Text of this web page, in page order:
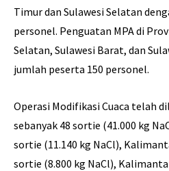
Timur dan Sulawesi Selatan
personel. Penguatan MPA di
Selatan, Sulawesi Barat, dan
jumlah peserta 150 personel.
Operasi Modifikasi Cuaca telah
sebanyak 48 sortie (41.000 kg
sortie (11.140 kg NaCl),
sortie (8.800 kg NaCl),